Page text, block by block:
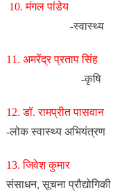
10. मंगल पांडेय
-स्वास्थ्य
11. अमरेंद्र प्रताप सिंह
-कृषि
12. डॉ. रामप्रीत पासवान
-लोक स्वास्थ्य अभियंत्रण
13. जिवेश कुमार-
संसाधन, सूचना प्रौद्योगिकी